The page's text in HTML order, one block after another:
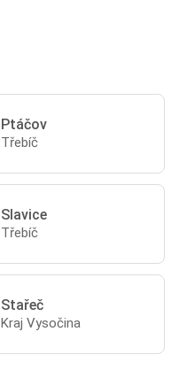
Ptáčov
Třebíč
Slavice
Třebíč
Stařeč
Kraj Vysočina